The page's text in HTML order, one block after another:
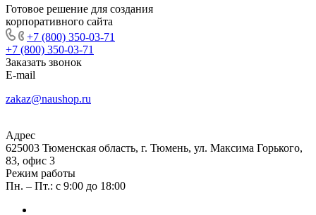
Готовое решение для создания
корпоративного сайта
+7 (800) 350-03-71
+7 (800) 350-03-71
Заказать звонок
E-mail
zakaz@naushop.ru
Адрес
625003 Тюменская область, г. Тюмень, ул. Максима Горького,
83, офис 3
Режим работы
Пн. – Пт.: с 9:00 до 18:00